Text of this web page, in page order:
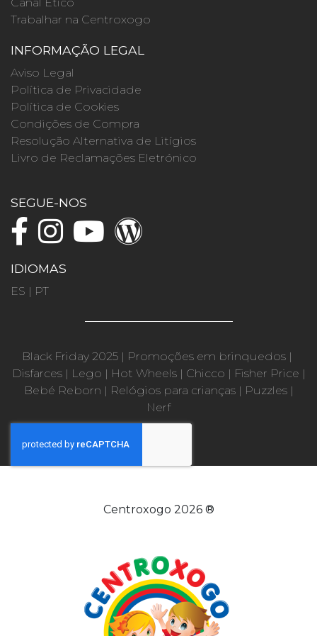
Trabalhar na Centroxogo
INFORMAÇÃO LEGAL
Aviso Legal
Política de Privacidade
Política de Cookies
Condições de Compra
Resolução Alternativa de Litígios
Livro de Reclamações Eletrónico
SEGUE-NOS
IDIOMAS
ES | PT
Black Friday 2025 | Promoções em brinquedos |
Disfarces| Lego | Hot Wheels| Chicco | Fisher Price |
Bebé Reborn | Relógios para crianças| Puzzles|
Nerf
Centroxogo 2026 ®